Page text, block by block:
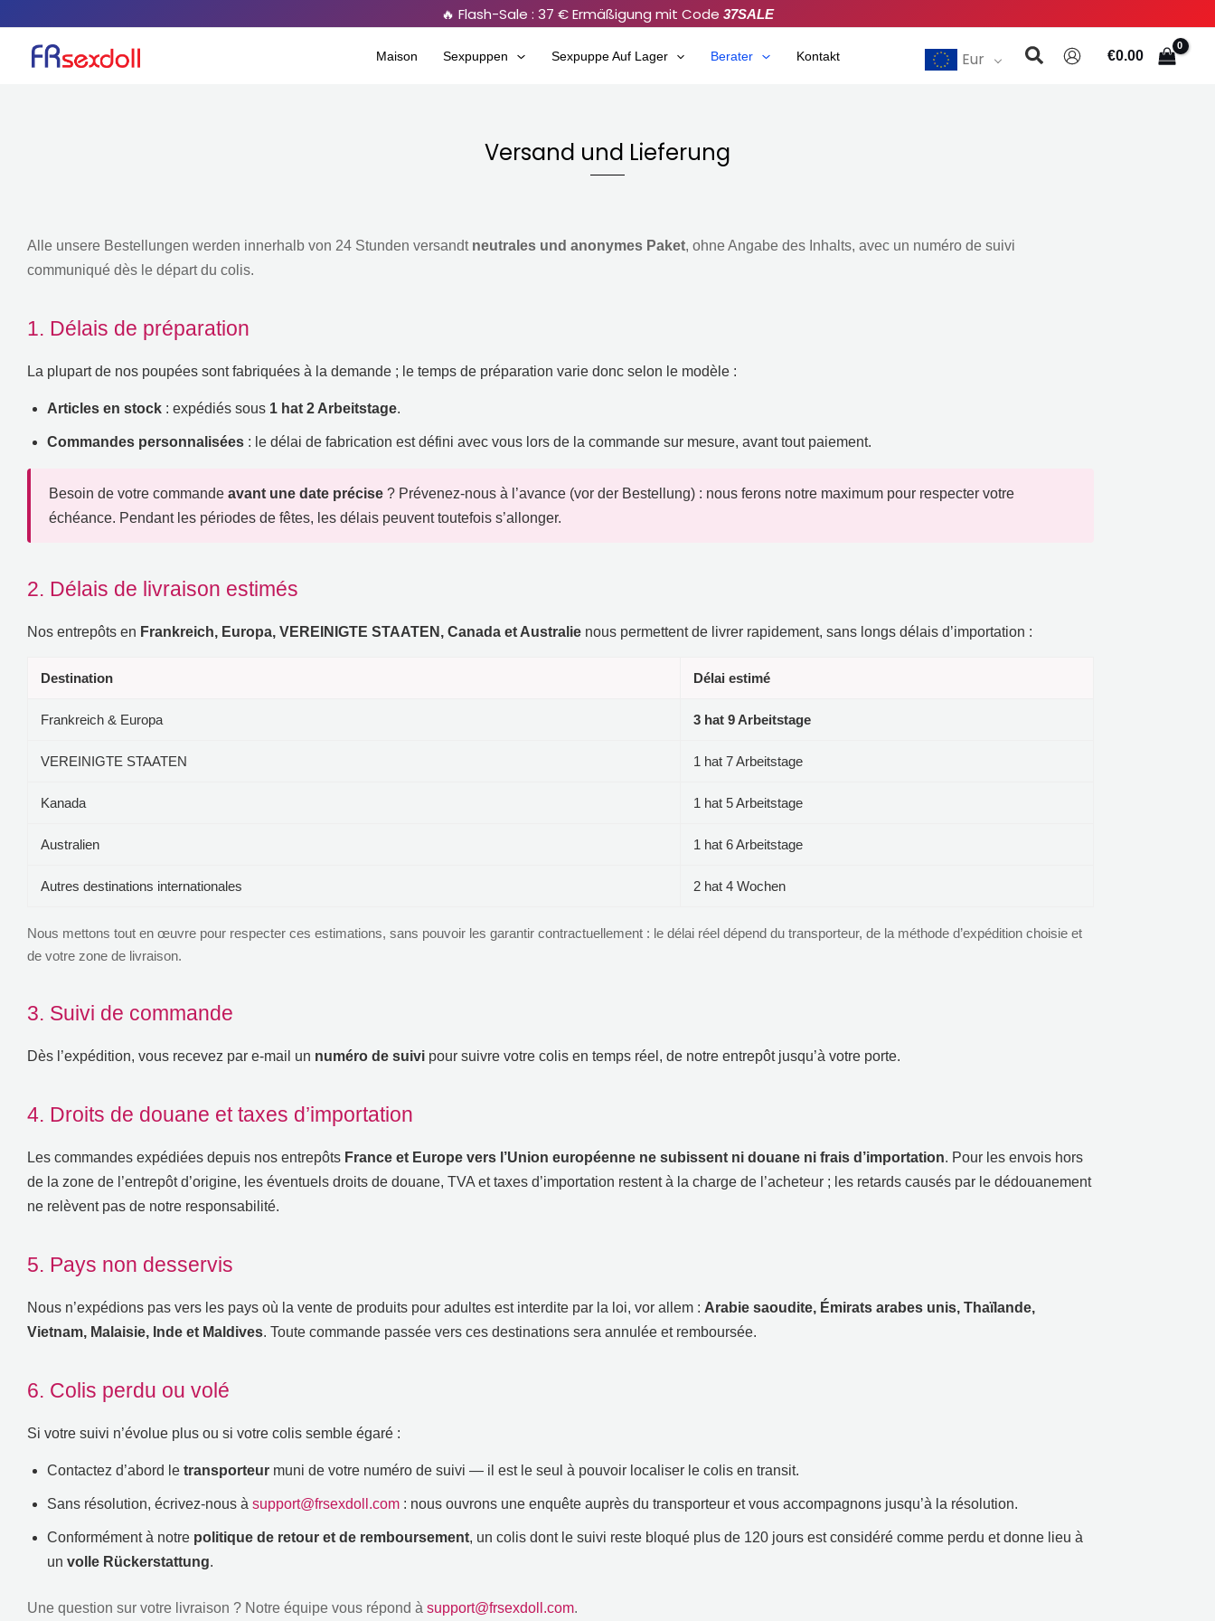
springen
🔥 Flash-Sale : 37 € Ermäßigung mit Code 37SALE
Maison Sexpuppen Sexpuppe Auf Lager Berater Kontakt Eur Suchen €0.00
Versand und Lieferung
Alle unsere Bestellungen werden innerhalb von 24 Stunden versandt neutrales und anonymes Paket, ohne Angabe des Inhalts, avec un numéro de suivi
communiqué dès le départ du colis.
1. Délais de préparation
La plupart de nos poupées sont fabriquées à la demande ; le temps de préparation varie donc selon le modèle :
Articles en stock : expédiés sous 1 hat 2 Arbeitstage.
Commandes personnalisées : le délai de fabrication est défini avec vous lors de la commande sur mesure, avant tout paiement.
Besoin de votre commande avant une date précise ? Prévenez-nous à l’avance (vor der Bestellung) : nous ferons notre maximum pour respecter votre
échéance. Pendant les périodes de fêtes, les délais peuvent toutefois s’allonger.
2. Délais de livraison estimés
Nos entrepôts en Frankreich, Europa, VEREINIGTE STAATEN, Canada et Australie nous permettent de livrer rapidement, sans longs délais d’importation :
Destination Délai estimé
Frankreich & Europa 3 hat 9 Arbeitstage
VEREINIGTE STAATEN 1 hat 7 Arbeitstage
Kanada 1 hat 5 Arbeitstage
Australien 1 hat 6 Arbeitstage
Autres destinations internationales 2 hat 4 Wochen
Nous mettons tout en œuvre pour respecter ces estimations, sans pouvoir les garantir contractuellement : le délai réel dépend du transporteur, de la méthode d’expédition choisie et
de votre zone de livraison.
3. Suivi de commande
Dès l’expédition, vous recevez par e-mail un numéro de suivi pour suivre votre colis en temps réel , de notre entrepôt jusqu’à votre porte.
4. Droits de douane et taxes d’importation
Les commandes expédiées depuis nos entrepôts France et Europe vers l’Union européenne ne subissent ni douane ni frais d’importation. Pour les envois hors
de la zone de l’entrepôt d’origine, les éventuels droits de douane, TVA et taxes d’importation restent à la charge de l’acheteur ; les retards causés par le dédouanement
ne relèvent pas de notre responsabilité.
5. Pays non desservis
Nous n’expédions pas vers les pays où la vente de produits pour adultes est interdite par la loi, vor allem : Arabie saoudite, Émirats arabes unis, Thaïlande,
Vietnam, Malaisie, Inde et Maldives. Toute commande passée vers ces destinations sera annulée et remboursée.
6. Colis perdu ou volé
Si votre suivi n’évolue plus ou si votre colis semble égaré :
Contactez d’abord le transporteur muni de votre numéro de suivi — il est le seul à pouvoir localiser le colis en transit.
Sans résolution, écrivez-nous à support@frsexdoll.com : nous ouvrons une enquête auprès du transporteur et vous accompagnons jusqu’à la résolution.
Conformément à notre politique de retour et de remboursement, un colis dont le suivi reste bloqué plus de 120 jours est considéré comme perdu et donne lieu à
un volle Rückerstattung.
Une question sur votre livraison ? Notre équipe vous répond à support@frsexdoll.com.